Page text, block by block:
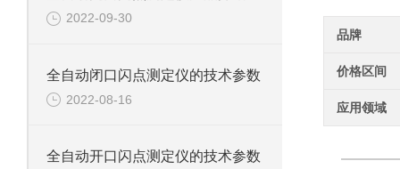
品牌
价格区间
应用领域
2022-09-30
全自动闭口闪点测定仪的技术参数
2022-08-16
全自动开口闪点测定仪的技术参数